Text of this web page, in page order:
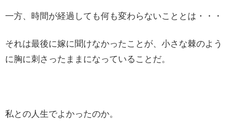
一方、時間が経過しても何も変わらないこととは・・・
それは最後に嫁に聞けなかったことが、小さな棘のよう
に胸に刺さったままになっていることだ。
私との人生でよかったのか。